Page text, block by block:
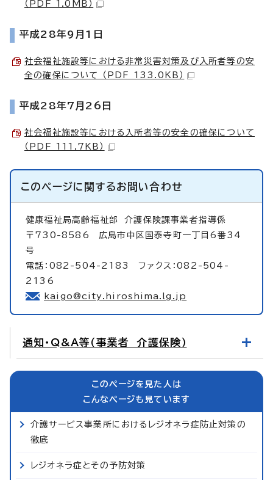
（PDF 1.0MB）
平成28年9月1日
社会福祉施設等における非常災害対策及び入所者等の安
全の確保について （PDF 133.0KB）
平成28年7月26日
社会福祉施設等における入所者等の安全の確保について
（PDF 111.7KB）
このページに関するお問い合わせ
健康福祉局高齢福祉部介護保険課事業者指導係
〒730-8586 広島市中区国泰寺町一丁目6番34
号
電話：082-504-2183 ファクス：082-504-
2136
kaigo@city.hiroshima.lg.jp
通知・Q&A等（事業者 介護保険）
このページを見た人は
こんなページも見ています
介護サービス事業所におけるレジオネラ症防止対策の
徹底
レジオネラ症とその予防対策